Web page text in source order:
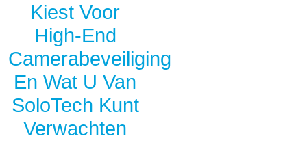
Kiest Voor
High-End
Camerabeveiliging
En Wat U Van
SoloTech Kunt
Verwachten